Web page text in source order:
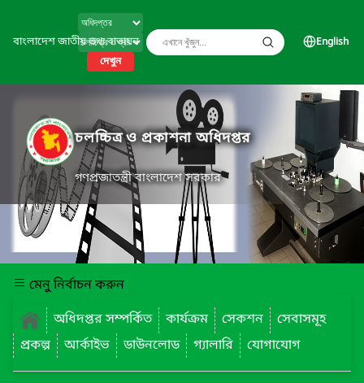
বাংলাদেশ জাতীয় তথ্য বাতায়ন
দেখুন
English
চলচ্চিত্র ও প্রকাশনা অধিদপ্তর
গণপ্রজাতন্ত্রী বাংলাদেশ সরকার
মেনু নির্বাচন করুন
অধিদপ্তর সম্পর্কিত
কার্যক্রম সেকশন
সেবাসমূহ
প্রকল্প
আর্কাইভ ডাউনলোড গ্যালারি যোগাযোগ